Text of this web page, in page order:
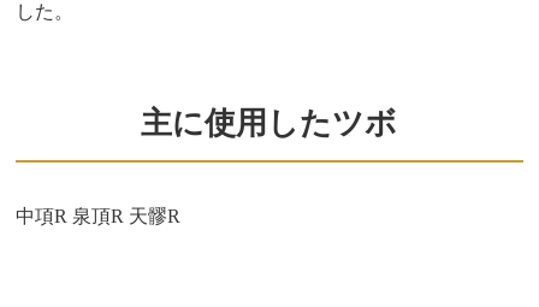
した。
主に使用したツボ
中項R 泉頂R 天髎R